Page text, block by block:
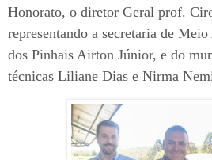
Honorato, o diretor Geral prof.
representando a secretaria de
dos Pinhais Airton Júnior, e do
técnicas Liliane Dias e Nirma